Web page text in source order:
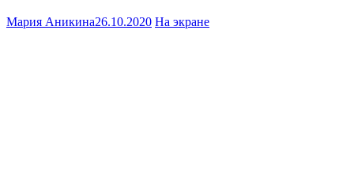
Мария Аникина26.10.2020 На экране